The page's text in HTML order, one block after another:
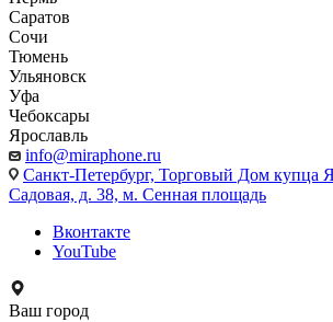
Саратов
Сочи
Тюмень
Ульяновск
Уфа
Чебоксары
Ярославль
info@miraphone.ru
Санкт-Петербург, Торговый Дом купца
Садовая, д. 38, м. Сенная площадь
Вконтакте
YouTube
Ваш город